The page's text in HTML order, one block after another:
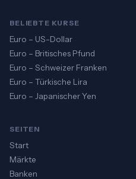
BELIEBTE KURSE
Euro – US-Dollar
Euro – Britisches Pfund
Euro – Schweizer Franken
Euro – Türkische Lira
Euro – Japanischer Yen
SEITEN
Start
Märkte
Banken